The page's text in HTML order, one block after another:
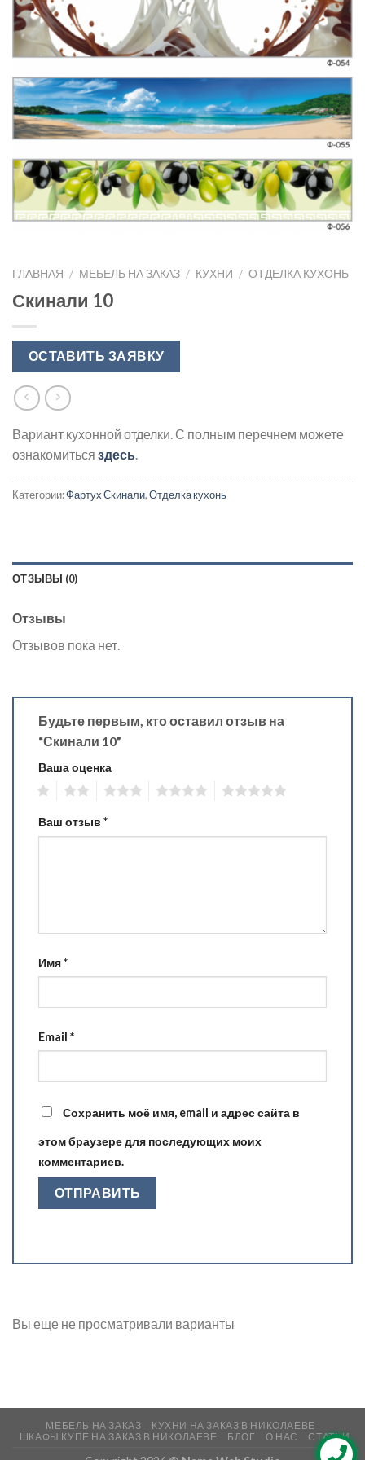
ГЛАВНАЯ / МЕБЕЛЬ НА ЗАКАЗ / КУХНИ / ОТДЕЛКА КУХОНЬ
Скинали 10
ОСТАВИТЬ ЗАЯВКУ
Вариант кухонной отделки. С полным перечнем можете
ознакомиться здесь.
Категории:Фартух Скинали,Отделка кухонь
ОТЗЫВЫ (0)
Отзывы
Отзывов пока нет.
Будьте первым, кто оставил отзыв на
“Скинали 10”
Ваша оценка
Ваш отзыв *
Имя*
Email *
Сохранить моё имя, email и адрес сайта в
этом браузере для последующих моих
комментариев.
Вы еще не просматривали варианты
МЕБЕЛЬ НА ЗАКАЗ
КУХНИ НА ЗАКАЗ В НИКОЛАЕВЕ
ШКАФЫ КУПЕ НА ЗАКАЗ В НИКОЛАЕВЕ
БЛОГ О НАС СТАТЬИ